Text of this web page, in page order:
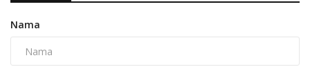
Nama